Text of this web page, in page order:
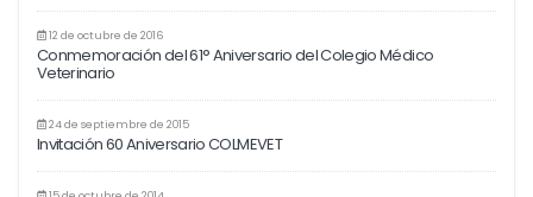
12 de octubre de 2016
Conmemoración del 61° Aniversario del Colegio Médico
Veterinario
24 de septiembre de 2015
Invitación 60 Aniversario COLMEVET